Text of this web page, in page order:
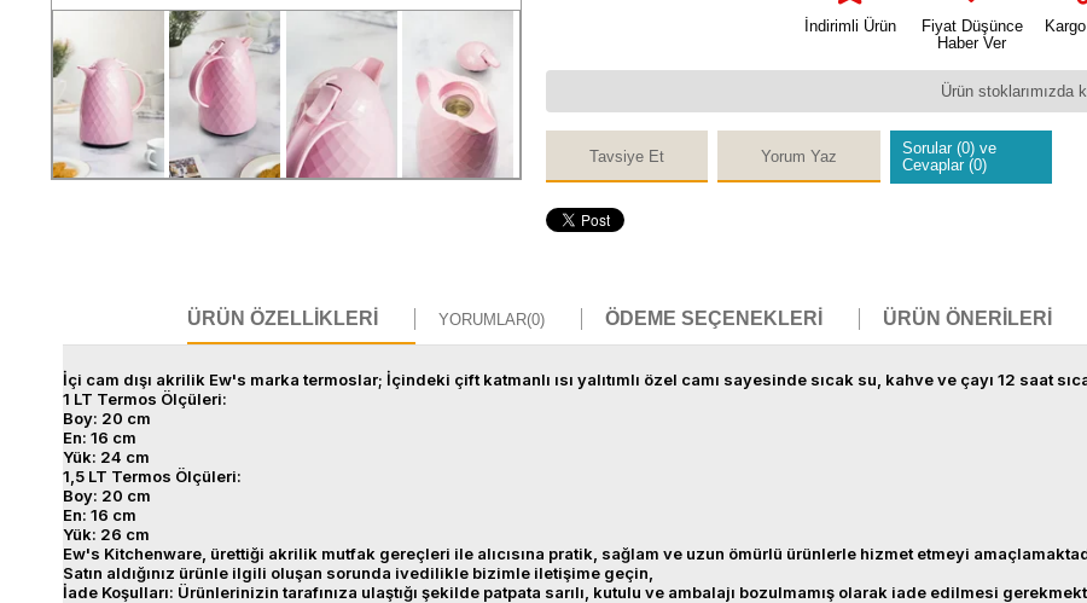
İndirimli Ürün
Fiyat Düşünce
Haber Ver
Ürün stoklarımızda
Tavsiye Et Yorum Yaz
Sorular (0) ve
Cevaplar (0)
ÜRÜN ÖZELLIKLERI YORUMLAR(0) ÖDEME SEÇENEKLERI ÜRÜN ÖNERILERI
İçi cam dışı akrilik Ew's marka termoslar; İçindeki çift katmanlı ısı yalıtımlı özel camı sayesinde sıcak su, kahve ve çayı 12 saat
1 LT Termos Ölçüleri:
Boy: 20 cm
En: 16 cm
Yük: 24 cm
1,5 LT Termos Ölçüleri:
Boy: 20 cm
En: 16 cm
Yük: 26 cm
Ew's Kitchenware, ürettiği akrilik mutfak gereçleri ile alıcısına pratik, sağlam ve uzun ömürlü ürünlerle hizmet etmeyi
Satın aldığınız ürünle ilgili oluşan sorunda ivedilikle bizimle iletişime geçin,
İade Koşulları: Ürünlerinizin tarafınıza ulaştığı şekilde patpata sarılı, kutulu ve ambalajı bozulmamış olarak iade edilmesi